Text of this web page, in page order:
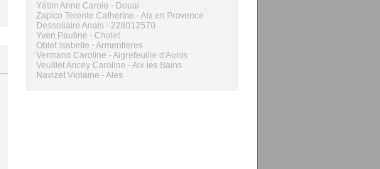
Yétim Anne Carole - Douai
Zapico Terente Catherine - Aix en Provence
Dessoliaire Anais - 228012570
Yven Pauline - Cholet
Oblet Isabelle - Armentieres
Vermand Caroline - Aigrefeuille d'Aunis
Veuillet Ancey Caroline - Aix les Bains
Navizet Violaine - Ales